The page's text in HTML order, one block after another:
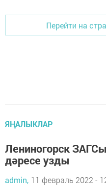
Перейти на
ЯҢАЛЫКЛАР
Лениногорск
дәресе узды
admin, 11 февраль 2022 -